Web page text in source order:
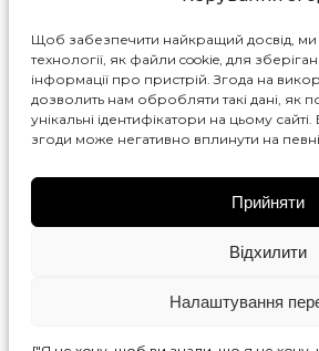
Щоб забезпечити найкращий досвід, ми
технології, як файли cookie, для
інформації про пристрій. Згода на
дозволить нам обробляти такі дані, як
унікальні ідентифікатори на цьому
згоди може негативно вплинути на
Прийняти
Відхилити
Налаштування